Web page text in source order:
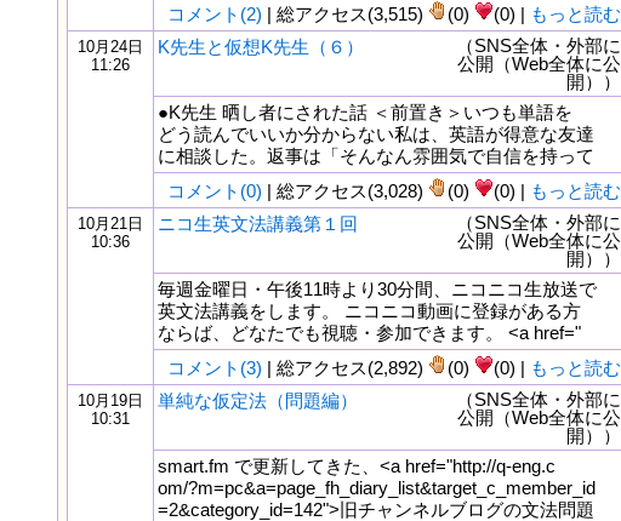
コメント(2) | 総アクセス(3,515) (0) (0) | もっと読む
10月24日
11:26
K先生と仮想K先生（６）
（SNS全体・外部に
公開（Web全体に公
開））
●K先生 晒し者にされた話 ＜前置き＞いつも単語を
どう読んでいいか分からない私は、英語が得意な友達
に相談した。返事は「そんなん雰囲気で自信を持って
コメント(0) | 総アクセス(3,028) (0) (0) | もっと読む
10月21日
10:36
ニコ生英文法講義第１回
（SNS全体・外部に
公開（Web全体に公
開））
毎週金曜日・午後11時より30分間、ニコニコ生放送で
英文法講義をします。 ニコニコ動画に登録がある方
ならば、どなたでも視聴・参加できます。 <a href="
コメント(3) | 総アクセス(2,892) (0) (0) | もっと読む
10月19日
10:31
単純な仮定法（問題編）
（SNS全体・外部に
公開（Web全体に公
開））
smart.fm で更新してきた、<a href="http://q-eng.c
om/?m=pc&a=page_fh_diary_list&target_c_member_id
=2&category_id=142">旧チャンネルブログの文法問題